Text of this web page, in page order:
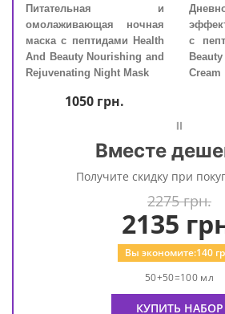
Питательная и
омолаживающая ночная
маска с пептидами Health
And Beauty Nourishing and
Rejuvenating Night Mask
1050 грн.
с
Cream
=
Вместе
Получите скидку при
2275 грн.
2135
Вы экономите:140
50+50=100 мл
КУПИТЬ НАБОР